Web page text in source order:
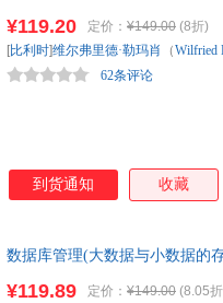
丰富的实战经验
¥119.20 定价： ¥149.00 (8折)
62条评论
[比利时]维尔弗里德·勒玛肖 （Wilfried
到货通知 收藏
数据库管理(大数据与小数据的
¥119.89 定价： ¥149.00 (8.05